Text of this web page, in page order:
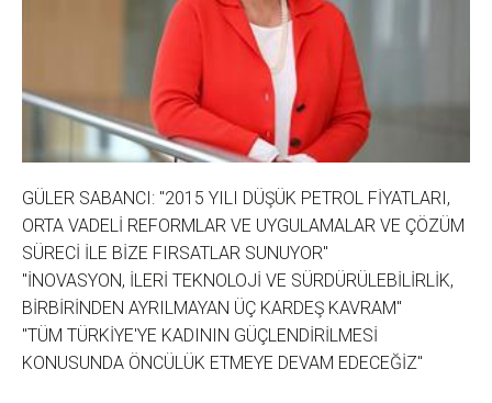
GÜLER SABANCI: "2015 YILI DÜŞÜK PETROL FİYATLARI,
ORTA VADELİ REFORMLAR VE UYGULAMALAR VE ÇÖZÜM
SÜRECİ İLE BİZE FIRSATLAR SUNUYOR"
"İNOVASYON, İLERİ TEKNOLOJİ VE SÜRDÜRÜLEBİLİRLİK,
BİRBİRİNDEN AYRILMAYAN ÜÇ KARDEŞ KAVRAM"
"TÜM TÜRKİYE'YE KADININ GÜÇLENDİRİLMESİ
KONUSUNDA ÖNCÜLÜK ETMEYE DEVAM EDECEĞİZ"